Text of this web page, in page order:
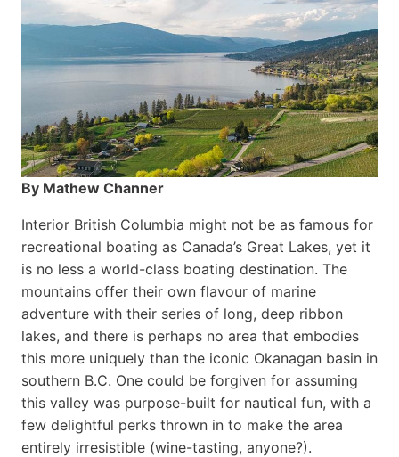
By Mathew Channer
Interior British Columbia might not be as famous for
recreational boating as Canada’s Great Lakes, yet it
is no less a world-class boat­ing destination. The
mountains offer their own flavour of marine
adventure with their series of long, deep ribbon
lakes, and there is perhaps no area that embodies
this more uniquely than the iconic Okanagan basin in
southern B.C. One could be forgiven for assuming
this valley was purpose-built for nautical fun, with a
few delightful perks thrown in to make the area
entirely irresistible (wine-tasting, anyone?).